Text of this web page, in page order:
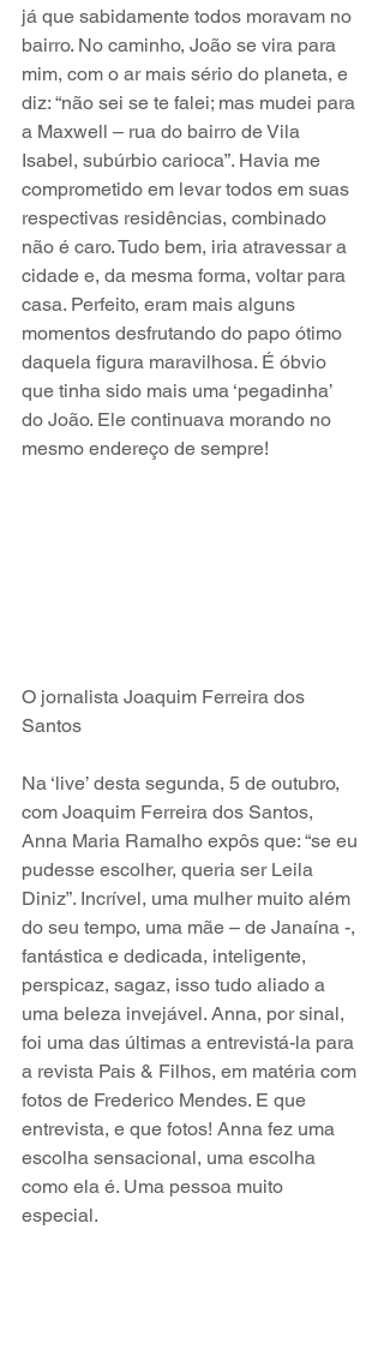
já que sabidamente todos moravam no
bairro. No caminho, João se vira para
mim, com o ar mais sério do planeta, e
diz: “não sei se te falei; mas mudei para
a Maxwell – rua do bairro de Vila
Isabel, subúrbio carioca”. Havia me
comprometido em levar todos em suas
respectivas residências, combinado
não é caro. Tudo bem, iria atravessar a
cidade e, da mesma forma, voltar para
casa. Perfeito, eram mais alguns
momentos desfrutando do papo ótimo
daquela figura maravilhosa. É óbvio
que tinha sido mais uma ‘pegadinha’
do João. Ele continuava morando no
mesmo endereço de sempre!
O jornalista Joaquim Ferreira dos
Santos
Na ‘live’ desta segunda, 5 de outubro,
com Joaquim Ferreira dos Santos,
Anna Maria Ramalho expôs que: “se eu
pudesse escolher, queria ser Leila
Diniz”. Incrível, uma mulher muito além
do seu tempo, uma mãe – de Janaína -,
fantástica e dedicada, inteligente,
perspicaz, sagaz, isso tudo aliado a
uma beleza invejável. Anna, por sinal,
foi uma das últimas a entrevistá-la para
a revista Pais & Filhos, em matéria com
fotos de Frederico Mendes. E que
entrevista, e que fotos! Anna fez uma
escolha sensacional, uma escolha
como ela é. Uma pessoa muito
especial.